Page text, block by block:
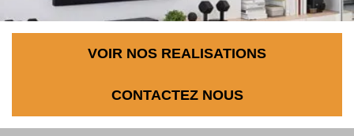
VOIR NOS REALISATIONS
CONTACTEZ NOUS